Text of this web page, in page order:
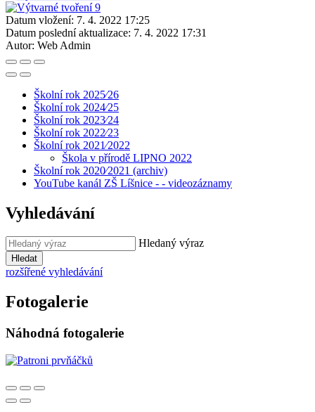
Datum vložení: 7. 4. 2022 17:25
Datum poslední aktualizace: 7. 4. 2022 17:31
Autor: Web Admin
Školní rok 2025⁄26
Školní rok 2024⁄25
Školní rok 2023⁄24
Školní rok 2022⁄23
Školní rok 2021⁄2022
Škola v přírodě LIPNO 2022
Školní rok 2020⁄2021 (archiv)
YouTube kanál ZŠ Líšnice - - videozáznamy
Vyhledávání
Hledaný výraz
Hledat
rozšířené vyhledávání
Fotogalerie
Náhodná fotogalerie